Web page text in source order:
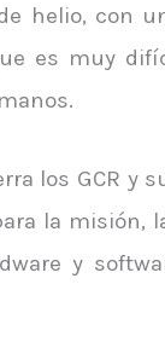
helio, con
es muy
los GCR y
la misión,
y